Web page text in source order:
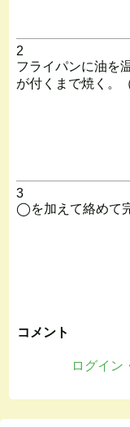
2
フライパンに油を
が付くまで焼く。
3
◯を加えて絡めて
コメント
ログイン